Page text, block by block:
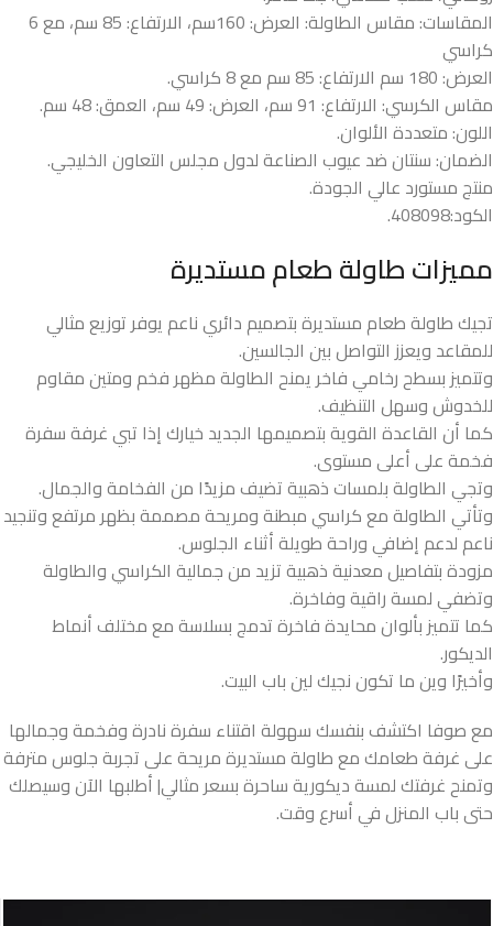
المقاسات: مقاس الطاولة: العرض: 160سم، الارتفاع: 85 سم، مع 6
كراسي
العرض: 180 سم الارتفاع: 85 سم مع 8 كراسي.
مقاس الكرسي: الارتفاع: 91 سم، العرض: 49 سم، العمق: 48 سم.
اللون: متعددة الألوان.
الضمان: سنتان ضد عيوب الصناعة لدول مجلس التعاون الخليجي.
منتج مستورد عالي الجودة.
الكود:408098.
مميزات طاولة طعام مستديرة
تجيك طاولة طعام مستديرة بتصميم دائري ناعم يوفر توزيع مثالي
للمقاعد ويعزز التواصل بين الجالسين.
وتتميز بسطح رخامي فاخر يمنح الطاولة مظهر فخم ومتين مقاوم
للخدوش وسهل التنظيف.
كما أن القاعدة القوية بتصميمها الجديد خيارك إذا تبي غرفة سفرة
فخمة على أعلى مستوى.
وتجي الطاولة بلمسات ذهبية تضيف مزيدًا من الفخامة والجمال.
وتأتي الطاولة مع كراسي مبطنة ومريحة مصممة بظهر مرتفع وتنجيد
ناعم لدعم إضافي وراحة طويلة أثناء الجلوس.
مزودة بتفاصيل معدنية ذهبية تزيد من جمالية الكراسي والطاولة
وتضفي لمسة راقية وفاخرة.
كما تتميز بألوان محايدة فاخرة تدمج بسلاسة مع مختلف أنماط
الديكور.
وأخيرًا وين ما تكون نجيك لين باب البيت.
مع صوفا اكتشف بنفسك سهولة اقتناء سفرة نادرة وفخمة وجمالها
على غرفة طعامك مع طاولة مستديرة مريحة على تجربة جلوس مترفة
وتمنح غرفتك لمسة ديكورية ساحرة بسعر مثالي| أطلبها الآن وسيصلك
حتى باب المنزل في أسرع وقت.